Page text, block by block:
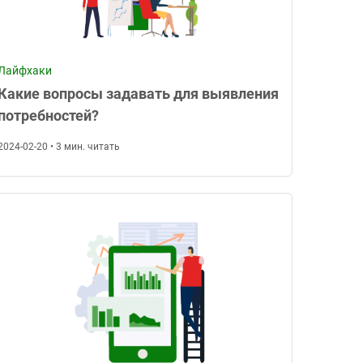
вопросы задавать для выявления
02-20 • 3 мин. читать